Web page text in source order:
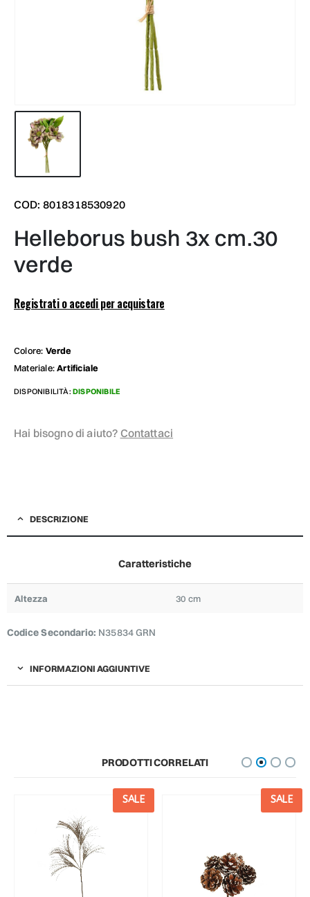
COD: 8018318530920
helleborus bush 3x cm.30
verde
Registrati o accedi per acquistare
Colore: Verde
Materiale:Artificiale
DISPONIBILITÀ: DISPONIBILE
Hai bisogno di aiuto? Contattaci
DESCRIZIONE
Caratteristiche
Altezza 30 cm
Codice Secondario: N35834 GRN
INFORMAZIONI AGGIUNTIVE
PRODOTTI CORRELATI
SALE SALE